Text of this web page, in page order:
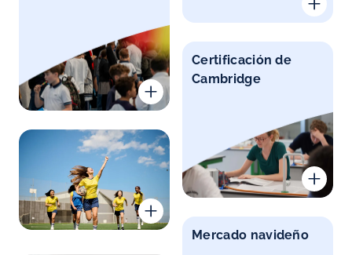
Certificación de
Cambridge
Mercado navideño